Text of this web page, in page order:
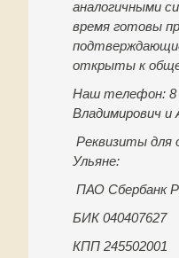
аналогичными
время готовы
открыты к
Наш телефон: 8
Владимирович и
Реквизиты для
Ульяне:
ПАО Сбербанк
БИК 040407627
КПП 245502001